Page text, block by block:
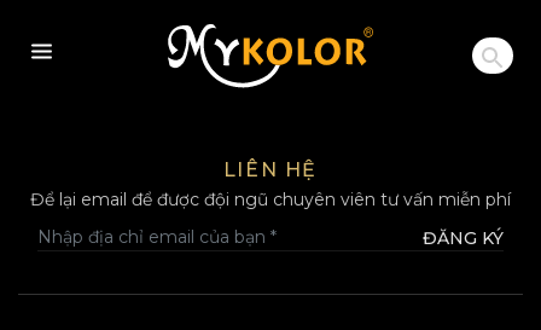
MYKOLOR
LIÊN HỆ
Để lại email để được đội ngũ chuyên viên tư vấn miễn phí
ĐĂNG KÝ